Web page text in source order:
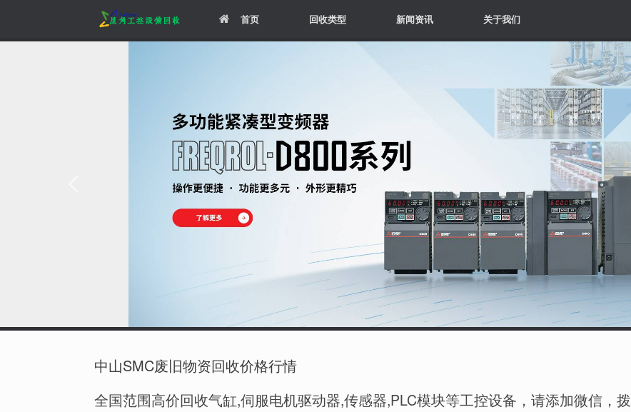
首页 回收类型 新闻资讯 关于我们
中山SMC废旧物资回收价格行情
全国范围高价回收气缸,伺服电机驱动器,传感器,PLC模块等工控设备，请添加微信，拨